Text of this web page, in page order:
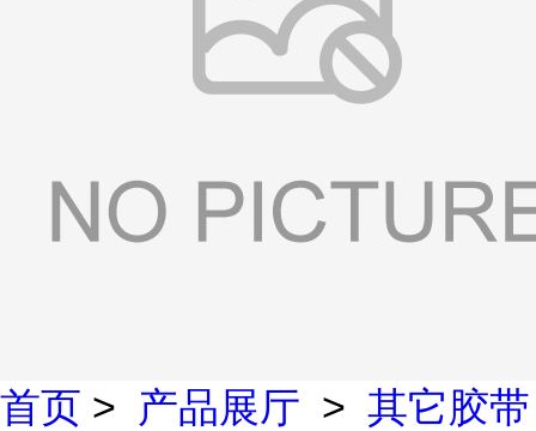
首页 > 产品展厅 > 其它胶带